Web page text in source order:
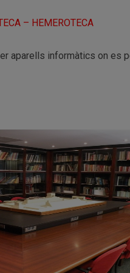
– HEMEROTECA
aparells informàtics on